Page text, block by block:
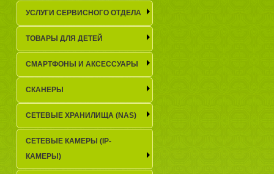
УСЛУГИ СЕРВИСНОГО ОТДЕЛА
ТОВАРЫ ДЛЯ ДЕТЕЙ
СМАРТФОНЫ И АКСЕССУАРЫ
СКАНЕРЫ
СЕТЕВЫЕ ХРАНИЛИЩА (NAS)
СЕТЕВЫЕ КАМЕРЫ (IP-
КАМЕРЫ)